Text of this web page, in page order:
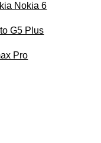
Nokia 6
G5 Plus
Pro